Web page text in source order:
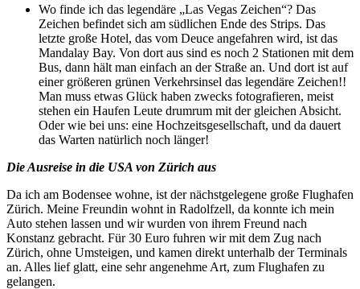
Wo finde ich das legendäre „Las Vegas Zeichen“? Das
Zeichen befindet sich am südlichen Ende des Strips. Das
letzte große Hotel, das vom Deuce angefahren wird, ist das
Mandalay Bay. Von dort aus sind es noch 2 Stationen mit dem
Bus, dann hält man einfach an der Straße an. Und dort ist auf
einer größeren grünen Verkehrsinsel das legendäre Zeichen!!
Man muss etwas Glück haben zwecks fotografieren, meist
stehen ein Haufen Leute drumrum mit der gleichen Absicht.
Oder wie bei uns: eine Hochzeitsgesellschaft, und da dauert
das Warten natürlich noch länger!
Die Ausreise in die USA von Zürich aus
Da ich am Bodensee wohne, ist der nächstgelegene große Flughafen
Zürich. Meine Freundin wohnt in Radolfzell, da konnte ich mein
Auto stehen lassen und wir wurden von ihrem Freund nach
Konstanz gebracht. Für 30 Euro fuhren wir mit dem Zug nach
Zürich, ohne Umsteigen, und kamen direkt unterhalb der Terminals
an. Alles lief glatt, eine sehr angenehme Art, zum Flughafen zu
gelangen.